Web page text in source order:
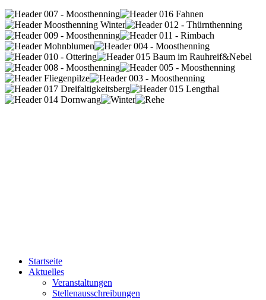
Startseite
Aktuelles
Veranstaltungen
Stellenausschreibungen